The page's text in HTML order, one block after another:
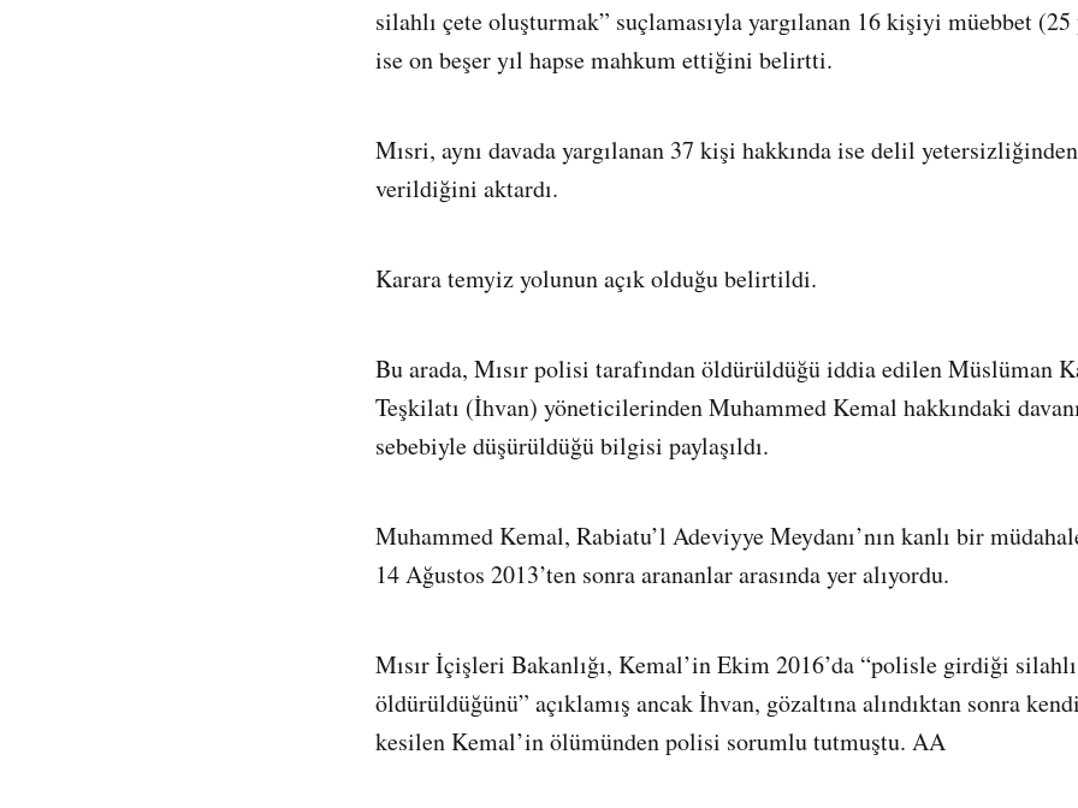
silahlı çete oluşturmak” suçlamasıyla yargılanan 16 kişiyi müebbet
ise on beşer yıl hapse mahkum ettiğini belirtti.
Mısri, aynı davada yargılanan 37 kişi hakkında ise delil
verildiğini aktardı.
Karara temyiz yolunun açık olduğu belirtildi.
Bu arada, Mısır polisi tarafından öldürüldüğü iddia edilen Müslüman
Teşkilatı (İhvan) yöneticilerinden Muhammed Kemal hakkındaki
sebebiyle düşürüldüğü bilgisi paylaşıldı.
Muhammed Kemal, Rabiatu’l Adeviyye Meydanı’nın kanlı bir
14 Ağustos 2013’ten sonra arananlar arasında yer alıyordu.
Mısır İçişleri Bakanlığı, Kemal’in Ekim 2016’da “polisle girdiği
öldürüldüğünü” açıklamış ancak İhvan, gözaltına alındıktan sonra
kesilen Kemal’in ölümünden polisi sorumlu tutmuştu. AA